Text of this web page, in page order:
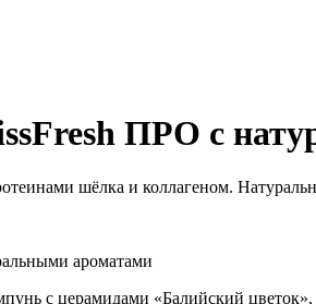
ПРО с
шёлка и коллагеном.
с церамидами «Балийский